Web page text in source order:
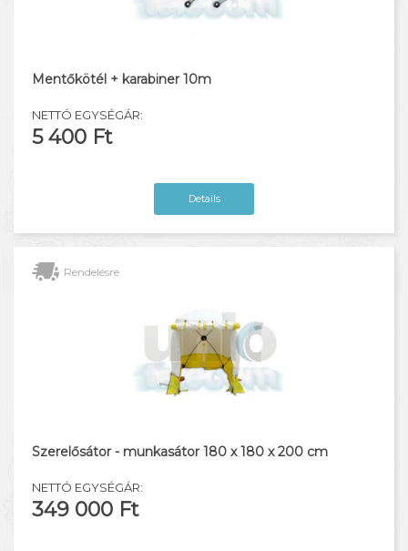
Mentőkötél + karabiner 10m
NETTÓ EGYSÉGÁR:
5 400 Ft
Details
Rendelésre
Szerelősátor - munkasátor 180 x 180 x 200 cm
NETTÓ EGYSÉGÁR:
349 000 Ft